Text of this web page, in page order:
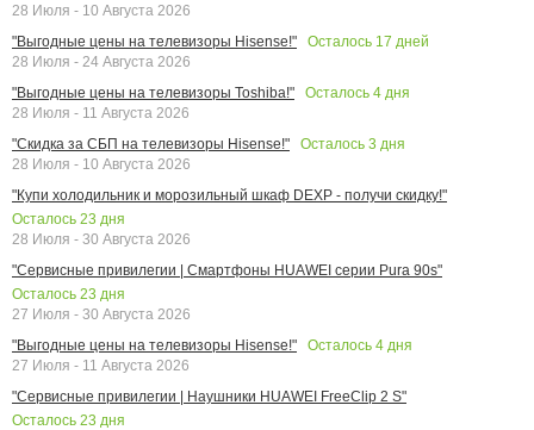
28 Июля - 10 Августа 2026
"Выгодные цены на телевизоры Hisense!"
Осталось 17 дней
28 Июля - 24 Августа 2026
"Выгодные цены на телевизоры Toshiba!"
Осталось 4 дня
28 Июля - 11 Августа 2026
"Скидка за СБП на телевизоры Hisense!"
Осталось 3 дня
28 Июля - 10 Августа 2026
"Купи холодильник и морозильный шкаф DEXP - получи скидку!"
Осталось 23 дня
28 Июля - 30 Августа 2026
"Сервисные привилегии | Смартфоны HUAWEI серии Pura 90s"
Осталось 23 дня
27 Июля - 30 Августа 2026
"Выгодные цены на телевизоры Hisense!"
Осталось 4 дня
27 Июля - 11 Августа 2026
"Сервисные привилегии | Наушники HUAWEI FreeClip 2 S"
Осталось 23 дня